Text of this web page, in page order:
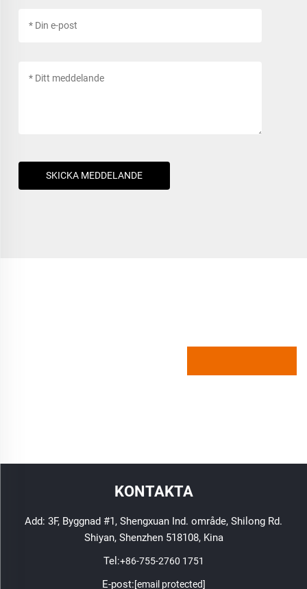
SKICKA MEDDELANDE
KONTAKTA
Add: 3F, Byggnad #1, Shengxuan Ind. område, Shilong Rd.
Shiyan, Shenzhen 518108, Kina
Tel:+86-755-2760 1751
E-post:[email protected]